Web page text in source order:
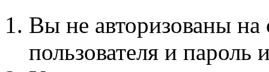
Вы не авторизованы на
пользователя и пароль